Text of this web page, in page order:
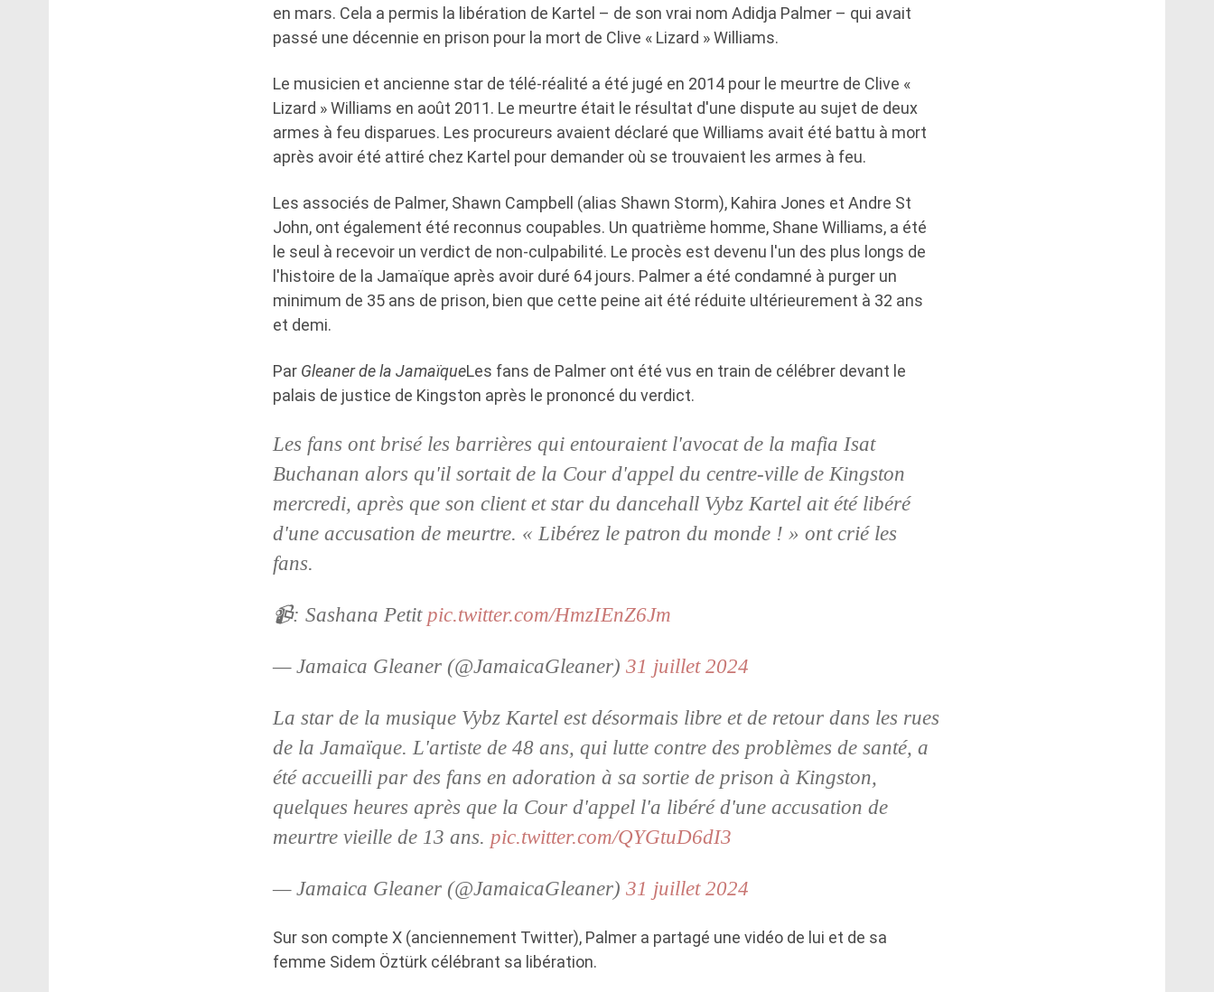
en mars. Cela a permis la libération de Kartel – de son vrai nom Adidja Palmer – qui avait
passé une décennie en prison pour la mort de Clive « Lizard » Williams.
Le musicien et ancienne star de télé-réalité a été jugé en 2014 pour le meurtre de Clive «
Lizard » Williams en août 2011. Le meurtre était le résultat d'une dispute au sujet de deux
armes à feu disparues. Les procureurs avaient déclaré que Williams avait été battu à mort
après avoir été attiré chez Kartel pour demander où se trouvaient les armes à feu.
Les associés de Palmer, Shawn Campbell (alias Shawn Storm), Kahira Jones et Andre St
John, ont également été reconnus coupables. Un quatrième homme, Shane Williams, a été
le seul à recevoir un verdict de non-culpabilité. Le procès est devenu l'un des plus longs de
l'histoire de la Jamaïque après avoir duré 64 jours. Palmer a été condamné à purger un
minimum de 35 ans de prison, bien que cette peine ait été réduite ultérieurement à 32 ans
et demi.
Par Gleaner de la JamaïqueLes fans de Palmer ont été vus en train de célébrer devant le
palais de justice de Kingston après le prononcé du verdict.
Les fans ont brisé les barrières qui entouraient l'avocat de la mafia Isat
Buchanan alors qu'il sortait de la Cour d'appel du centre-ville de Kingston
mercredi, après que son client et star du dancehall Vybz Kartel ait été libéré
d'une accusation de meurtre. « Libérez le patron du monde ! » ont crié les
fans.
📹: Sashana Petit pic.twitter.com/HmzIEnZ6Jm
— Jamaica Gleaner (@JamaicaGleaner) 31 juillet 2024
La star de la musique Vybz Kartel est désormais libre et de retour dans les rues
de la Jamaïque. L'artiste de 48 ans, qui lutte contre des problèmes de santé, a
été accueilli par des fans en adoration à sa sortie de prison à Kingston,
quelques heures après que la Cour d'appel l'a libéré d'une accusation de
meurtre vieille de 13 ans. pic.twitter.com/QYGtuD6dI3
— Jamaica Gleaner (@JamaicaGleaner) 31 juillet 2024
Sur son compte X (anciennement Twitter), Palmer a partagé une vidéo de lui et de sa
femme Sidem Öztürk célébrant sa libération.